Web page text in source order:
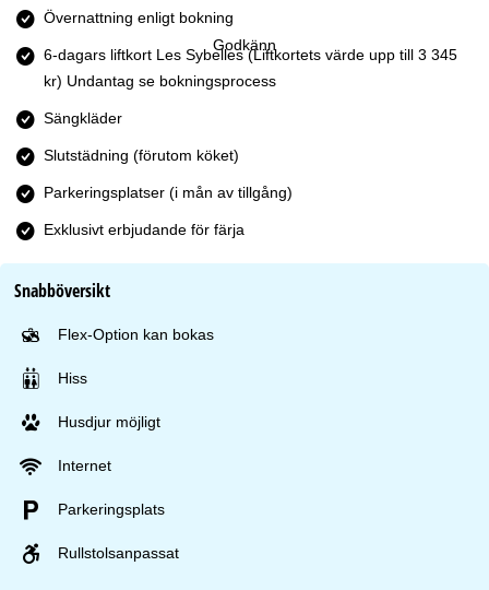
Godkänn
Övernattning enligt bokning
6-dagars liftkort Les Sybelles(Liftkortets värde upp till 3 345
kr) Undantag se bokningsprocess
Sängkläder
Slutstädning (förutom köket)
Parkeringsplatser (i mån av tillgång)
Exklusivt erbjudande för färja
Snabböversikt
Flex-Option kan bokas
Hiss
Husdjur möjligt
Internet
Parkeringsplats
Rullstolsanpassat